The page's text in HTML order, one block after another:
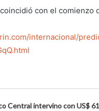
con el comienzo
internacional/
Central intervino con US$